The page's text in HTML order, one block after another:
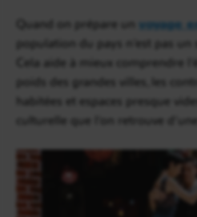
Quand on prépare un voyage
population du pays n’est pas
Cela aide à mieux comprendre
poids des grandes villes, les
habitées et espaces presque
culturelle que l’on retrouve